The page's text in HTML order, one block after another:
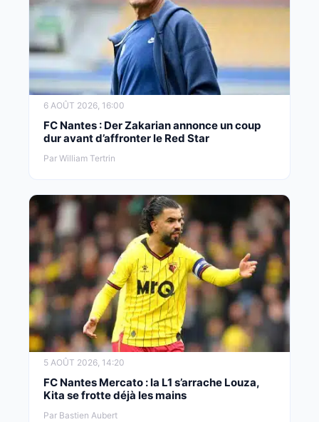
6 AOÛT 2026, 16:00
FC Nantes : Der Zakarian annonce un coup
dur avant d’affronter le Red Star
Par William Tertrin
5 AOÛT 2026, 14:20
FC Nantes Mercato : la L1 s’arrache Louza,
Kita se frotte déjà les mains
Par Bastien Aubert